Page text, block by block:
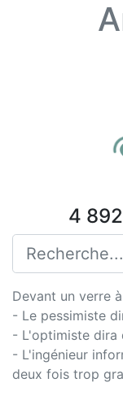
4
Devant un verre
- Le pessimiste
- L'optimiste dira
- L'ingénieur
deux fois trop